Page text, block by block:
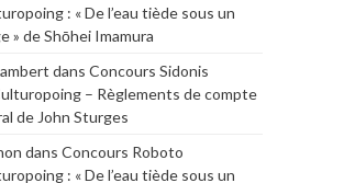
: « De l’eau tiède sous un
» de Shōhei Imamura
dans Concours Sidonis
– Règlements de compte
de John Sturges
dans Concours Roboto
: « De l’eau tiède sous un